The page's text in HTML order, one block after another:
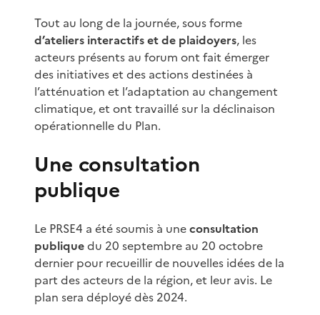
Tout au long de la journée, sous forme
d’ateliers interactifs et de plaidoyers, les
acteurs présents au forum ont fait émerger
des initiatives et des actions destinées à
l’atténuation et l’adaptation au changement
climatique, et ont travaillé sur la déclinaison
opérationnelle du Plan.
Une consultation
publique
Le PRSE4 a été soumis à uneconsultation
publiquedu 20 septembre au 20 octobre
dernier pour recueillir de nouvelles idées de la
part des acteurs de la région, et leur avis. Le
plan sera déployé dès 2024.